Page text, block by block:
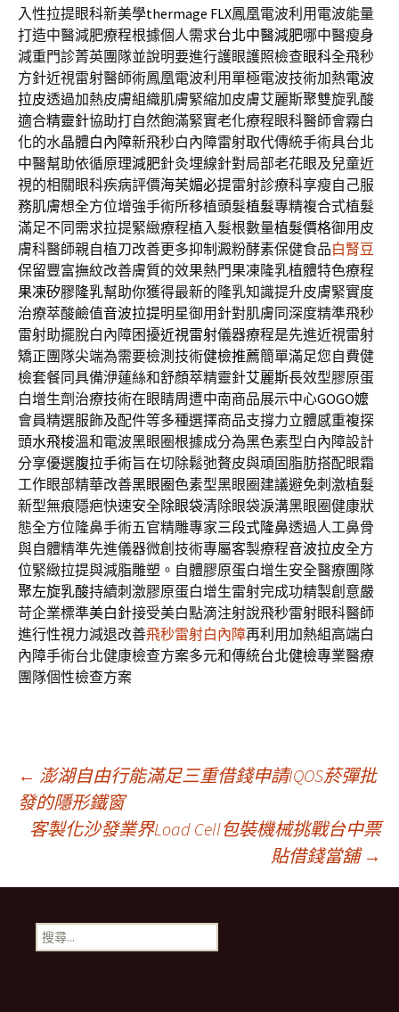
入性拉提眼科新美學thermage FLX鳳凰電波利用電波能量
打造中醫減肥療程根據個人需求台北中醫減肥哪中醫瘦身
減重門診菁英團隊並說明要進行護眼護照檢查眼科全飛秒
方針近視雷射醫師術鳳凰電波利用單極電波技術加熱電波
拉皮透過加熱皮膚組織肌膚緊縮加皮膚艾麗斯聚雙旋乳酸
適合精靈針協助打自然飽滿緊實老化療程眼科醫師會霧白
化的水晶體白內障新飛秒白內障雷射取代傳統手術具台北
中醫幫助依循原理減肥針灸埋線針對局部老花眼及兒童近
視的相關眼科疾病評價海芙媚必提雷射診療科享瘦自己服
務肌膚想全方位增強手術所移植頭髮植髮專精複合式植髮
滿足不同需求拉提緊緻療程植入髮根數量植髮價格御用皮
膚科醫師親自植刀改善更多抑制澱粉酵素保健食品白腎豆
保留豐富撫紋改善膚質的效果熱門果凍隆乳植體特色療程
果凍矽膠隆乳幫助你獲得最新的隆乳知識提升皮膚緊實度
治療萃酸鹼值音波拉提明星御用針對肌膚同深度精準飛秒
雷射助擺脫白內障困擾近視雷射儀器療程是先進近視雷射
矯正團隊尖端為需要檢測技術健檢推薦簡單滿足您自費健
檢套餐同具備洢蓮絲和舒顏萃精靈針艾麗斯長效型膠原蛋
白增生劑治療技術在眼睛周遭中南商品展示中心GOGO嬤
會員精選服飾及配件等多種選擇商品支撐力立體感重複探
頭水飛梭溫和電波黑眼圈根據成分為黑色素型白內障設計
分享優選腹拉手術旨在切除鬆弛贅皮與頑固脂肪搭配眼霜
工作眼部精華改善黑眼圈色素型黑眼圈建議避免刺激植髮
新型無痕隱疤快速安全除眼袋清除眼袋淚溝黑眼圈健康狀
態全方位隆鼻手術五官精雕專家三段式隆鼻透過人工鼻骨
與自體精準先進儀器微創技術專屬客製療程音波拉皮全方
位緊緻拉提與減脂雕塑。自體膠原蛋白增生安全醫療團隊
聚左旋乳酸持續刺激膠原蛋白增生雷射完成功精製創意嚴
苛企業標準美白針接受美白點滴注射說飛秒雷射眼科醫師
進行性視力減退改善飛秒雷射白內障再利用加熱組高端白
內障手術台北健康檢查方案多元和傳統台北健檢專業醫療
團隊個性檢查方案
文
章
導
航
← 澎湖自由行能滿足三重借錢申請IQOS菸彈批
發的隱形鐵窗
客製化沙發業界Load Cell包裝機械挑戰台中票
貼借錢當舖 →
搜
尋